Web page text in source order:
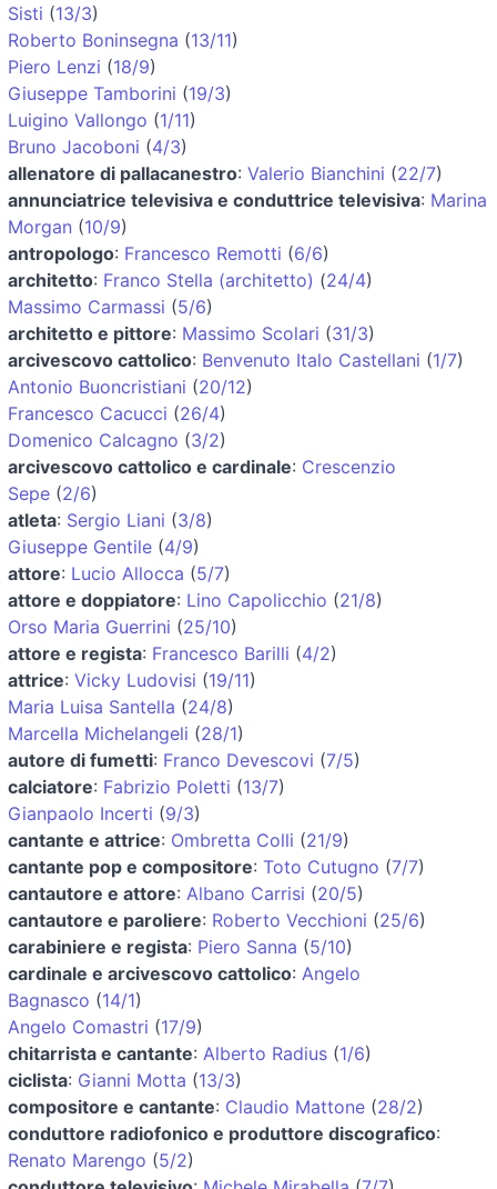
Sisti (13/3)
Roberto Boninsegna (13/11)
Piero Lenzi (18/9)
Giuseppe Tamborini (19/3)
Luigino Vallongo (1/11)
Bruno Jacoboni (4/3)
allenatore di pallacanestro: Valerio Bianchini (22/7)
annunciatrice televisiva e conduttrice televisiva: Marina
Morgan (10/9)
antropologo: Francesco Remotti (6/6)
architetto: Franco Stella (architetto) (24/4)
Massimo Carmassi (5/6)
architetto e pittore: Massimo Scolari (31/3)
arcivescovo cattolico: Benvenuto Italo Castellani (1/7)
Antonio Buoncristiani (20/12)
Francesco Cacucci (26/4)
Domenico Calcagno (3/2)
arcivescovo cattolico e cardinale: Crescenzio
Sepe (2/6)
atleta: Sergio Liani (3/8)
Giuseppe Gentile (4/9)
attore: Lucio Allocca (5/7)
attore e doppiatore: Lino Capolicchio (21/8)
Orso Maria Guerrini (25/10)
attore e regista: Francesco Barilli (4/2)
attrice: Vicky Ludovisi (19/11)
Maria Luisa Santella (24/8)
Marcella Michelangeli (28/1)
autore di fumetti: Franco Devescovi (7/5)
calciatore: Fabrizio Poletti (13/7)
Gianpaolo Incerti (9/3)
cantante e attrice: Ombretta Colli (21/9)
cantante pop e compositore: Toto Cutugno (7/7)
cantautore e attore: Albano Carrisi (20/5)
cantautore e paroliere: Roberto Vecchioni (25/6)
carabiniere e regista: Piero Sanna (5/10)
cardinale e arcivescovo cattolico: Angelo
Bagnasco (14/1)
Angelo Comastri (17/9)
chitarrista e cantante: Alberto Radius (1/6)
ciclista: Gianni Motta (13/3)
compositore e cantante: Claudio Mattone (28/2)
conduttore radiofonico e produttore discografico:
Renato Marengo (5/2)